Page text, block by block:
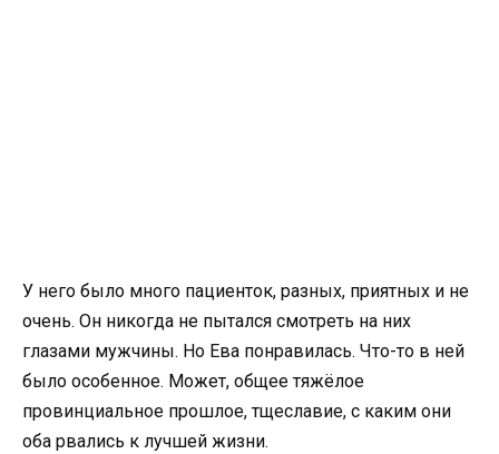
У него было много пациенток, разных, приятных и не
очень. Он никогда не пытался смотреть на них
глазами мужчины. Но Ева понравилась. Что-то в ней
было особенное. Может, общее тяжёлое
провинциальное прошлое, тщеславие, с каким они
оба рвались к лучшей жизни.